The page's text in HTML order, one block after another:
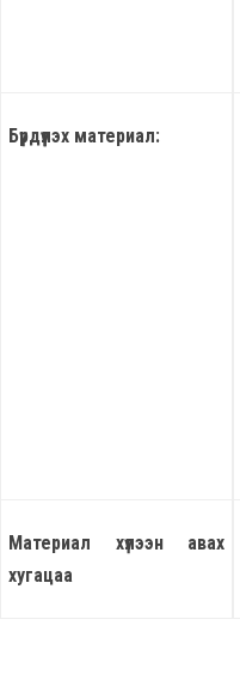
Бүрдүүлэх материал:
Материал хүлээн авах
хугацаа